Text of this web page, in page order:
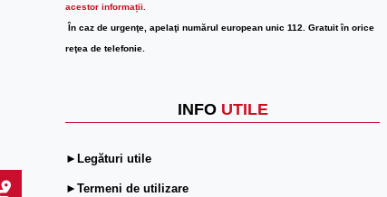
acestor informații.
În caz de urgenţe, apelaţi numărul european unic 112. Gratuit în orice
reţea de telefonie.
INFO UTILE
►Legături utile
►Termeni de utilizare